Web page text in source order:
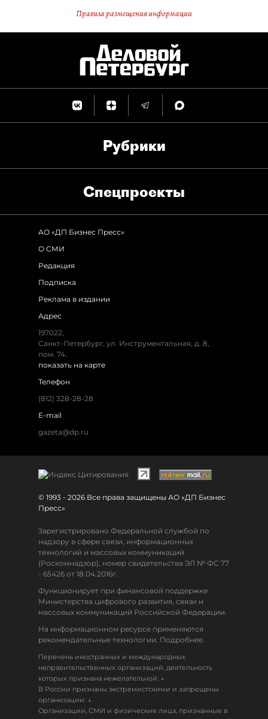
Правила размещения информации
Рубрики
Спец­проекты
АО «ДП Бизнес Пресс»
О СМИ
Редакция
Подписка
Реклама в издании
Адрес
197022,
Санкт-Петербург, ул. Инструментальная, д. 8,
пом. 74.
показать на карте
Телефон
(812) 328-28-28
E-mail
gazeta@dp.ru
© 1993 - 2026 Все права защищены АО «ДП Бизнес
Пресс»
Зарегистрировано Федеральной службой по
надзору в сфере связи, информационных
технологий и массовых коммуникаций
(Роскомнадзор), номер свидетельства ЭЛ № ФС 77
- 65426 от 18.04.2016г.
Функционирует при финансовой поддержке
Министерства цифрового развития, связи и
массовых коммуникаций Российской Федерации.
На информационном ресурсе применяются
рекомендательные технологии. Подробнее.
Перечень иностранных и международных
неправительственных организаций, деятельность
которых признана нежелательной: ↓
В России признаны экстремистскими и запрещены
организации: ↓
Организации, СМИ и физические лица, признанные в